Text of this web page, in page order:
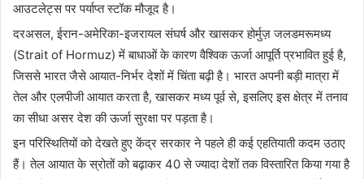
आउटलेट्स पर पर्याप्त स्टॉक मौजूद है।
दरअसल, ईरान-अमेरिका-इजरायल संघर्ष और खासकर होर्मुज़ जलडमरूमध्य
(Strait of Hormuz) में बाधाओं के कारण वैश्विक ऊर्जा आपूर्ति प्रभावित हुई है,
जिससे भारत जैसे आयात-निर्भर देशों में चिंता बढ़ी है। भारत अपनी बड़ी मात्रा में
तेल और एलपीजी आयात करता है, खासकर मध्य पूर्व से, इसलिए इस क्षेत्र में तनाव
का सीधा असर देश की ऊर्जा सुरक्षा पर पड़ता है।
इन परिस्थितियों को देखते हुए केंद्र सरकार ने पहले ही कई एहतियाती कदम उठाए
हैं। तेल आयात के स्रोतों को बढ़ाकर 40 से ज्यादा देशों तक विस्तारित किया गया है